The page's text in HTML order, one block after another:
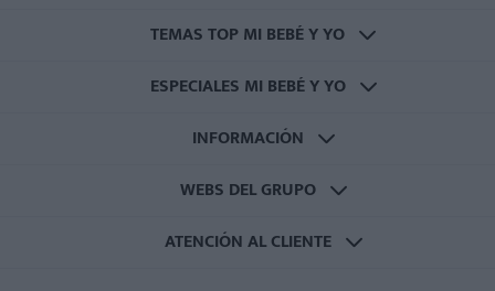
TEMAS TOP MI BEBÉ Y YO
ESPECIALES MI BEBÉ Y YO
INFORMACIÓN
WEBS DEL GRUPO
ATENCIÓN AL CLIENTE